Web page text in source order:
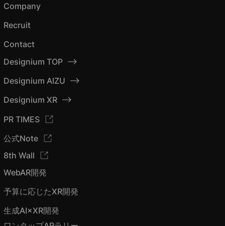
Company
Recruit
Contact
Designium TOP
Designium AIZU
Designium XR
PR TIMES
公式Note
8th Wall
WebAR開発
予算に応じたXR開発
生成AI×XR開発